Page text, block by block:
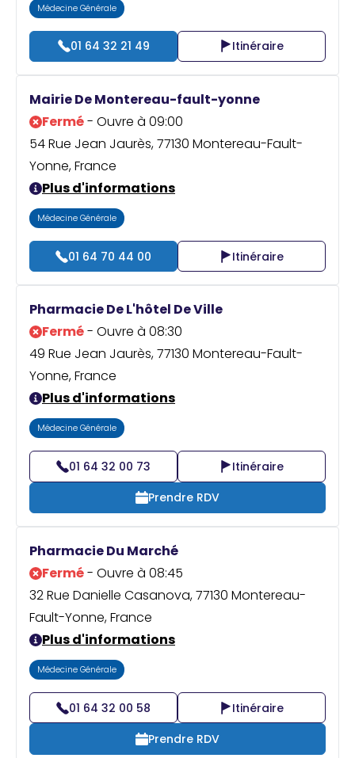
Médecine Générale
01 64 32 21 49 Itinéraire
Mairie De Montereau-fault-yonne
Fermé- Ouvre à 09:00
54 Rue Jean Jaurès, 77130 Montereau-Fault-
Yonne, France
Plus d'informations
Médecine Générale
01 64 70 44 00 Itinéraire
Pharmacie De L'hôtel De Ville
Fermé- Ouvre à 08:30
49 Rue Jean Jaurès, 77130 Montereau-Fault-
Yonne, France
Plus d'informations
Médecine Générale
01 64 32 00 73
Itinéraire
Prendre RDV
Pharmacie Du Marché
Fermé- Ouvre à 08:45
32 Rue Danielle Casanova, 77130 Montereau-
Fault-Yonne, France
Plus d'informations
Médecine Générale
01 64 32 00 58
Itinéraire
Prendre RDV